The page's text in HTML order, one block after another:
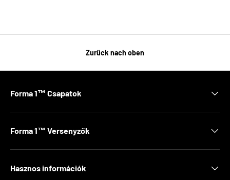
Zurück nach oben
Forma 1™ Csapatok
Forma 1™ Versenyzők
Hasznos információk